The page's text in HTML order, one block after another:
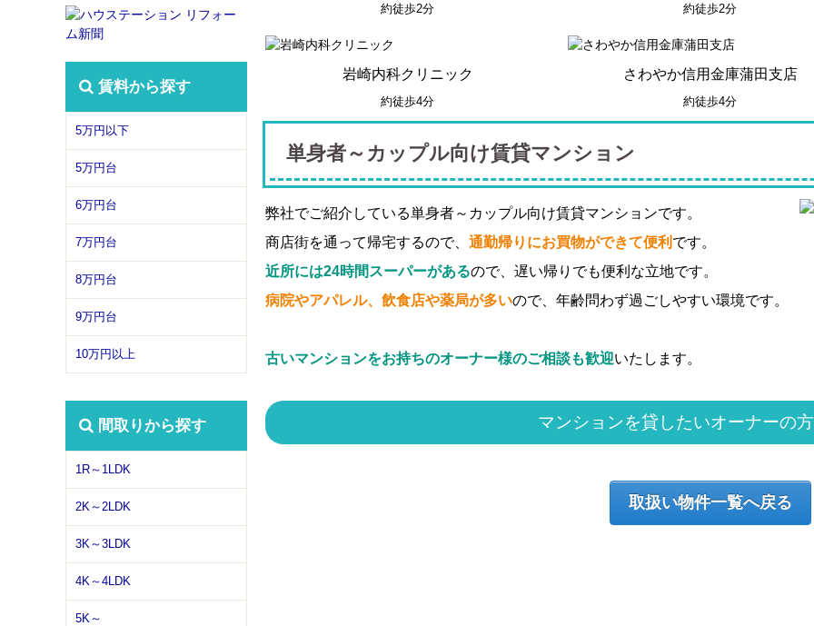
賃料から探す
5万円以下
5万円台
6万円台
7万円台
8万円台
9万円台
10万円以上
間取りから探す
1R～1LDK
2K～2LDK
3K～3LDK
4K～4LDK
5K～
約徒歩2分 約徒歩2分
岩崎内科クリニック
約徒歩4分
さわやか信用金庫蒲田支店
約徒歩4分
単身者～カップル向け賃貸マンション
弊社でご紹介している単身者～カップル向け賃貸マンションです。
商店街を通って帰宅するので、 通勤帰りにお買物ができて便利 です。
近所には24時間スーパーがあるので、遅い帰りでも便利な立地です。
病院やアパレル、飲食店や薬局が多いので、年齢問わず過ごしやすい環境です。
古いマンションをお持ちのオーナー様のご相談も歓迎いたします。
マンションを貸したいオーナーの
取扱い物件一覧へ戻る